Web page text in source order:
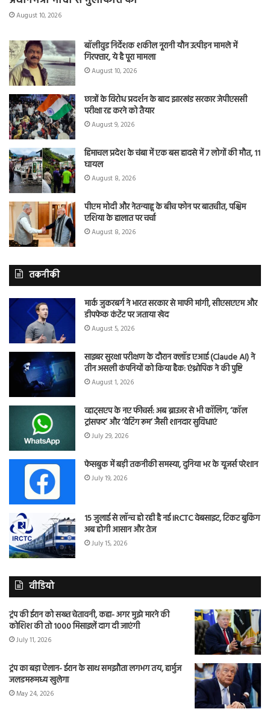
August 10, 2026
बॉलीवुड निर्देशक शकील नूरानी यौन उत्पीड़न मामले में
गिरफ्तार, ये है पूरा मामला
August 10, 2026
छात्रों के विरोध प्रदर्शन के बाद झारखंड सरकार जेपीएससी
परीक्षा रद्द करने को तैयार
August 9, 2026
हिमाचल प्रदेश के चंबा में एक बस हादसे में 7 लोगों की मौत, 11
घायल
August 8, 2026
पीएम मोदी और नेतन्याहू के बीच फोन पर बातचीत, पश्चिम
एशिया के हालात पर चर्चा
August 8, 2026
तकनीकी
मार्क जुकरबर्ग ने भारत सरकार से माफी मांगी, सीएसएएम और
डीपफेक कंटेंट पर जताया खेद
August 5, 2026
साइबर सुरक्षा परीक्षण के दौरान क्लॉड एआई (Claude AI) ने
तीन असली कंपनियों को किया हैक: एंथ्रोपिक ने की पुष्टि
August 1, 2026
व्हाट्सएप के नए फीचर्स: अब ब्राउजर से भी कॉलिंग, ‘कॉल
ट्रांसफर’ और ‘वेटिंग रूम’ जैसी शानदार सुविधाएं
July 29, 2026
फेसबुक में बड़ी तकनीकी समस्या, दुनिया भर के यूजर्स परेशान
July 19, 2026
15 जुलाई से लॉन्च हो रही है नई IRCTC वेबसाइट, टिकट बुकिंग
अब होगी आसान और तेज
July 15, 2026
वीडियो
ट्रंप की ईरान को सख्त चेतावनी, कहा- अगर मुझे मारने की
कोशिश की तो 1000 मिसाइलें दाग दी जाएंगी
July 11, 2026
ट्रंप का बड़ा ऐलान- ईरान के साथ समझौता लगभग तय, हार्मुज
जलडमरूमध्य खुलेगा
May 24, 2026